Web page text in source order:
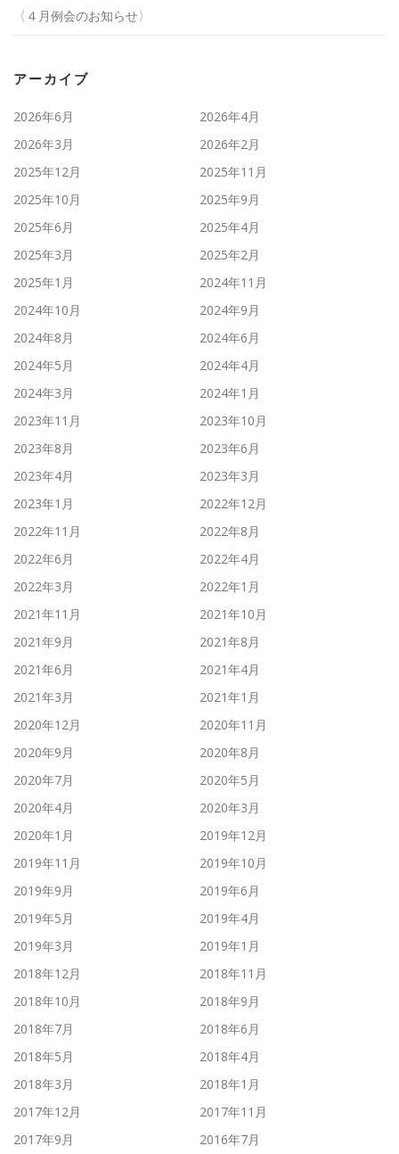
〈４月例会のお知らせ〉
アーカイブ
2026年6月
2026年4月
2026年3月
2026年2月
2025年12月
2025年11月
2025年10月
2025年9月
2025年6月
2025年4月
2025年3月
2025年2月
2025年1月
2024年11月
2024年10月
2024年9月
2024年8月
2024年6月
2024年5月
2024年4月
2024年3月
2024年1月
2023年11月
2023年10月
2023年8月
2023年6月
2023年4月
2023年3月
2023年1月
2022年12月
2022年11月
2022年8月
2022年6月
2022年4月
2022年3月
2022年1月
2021年11月
2021年10月
2021年9月
2021年8月
2021年6月
2021年4月
2021年3月
2021年1月
2020年12月
2020年11月
2020年9月
2020年8月
2020年7月
2020年5月
2020年4月
2020年3月
2020年1月
2019年12月
2019年11月
2019年10月
2019年9月
2019年6月
2019年5月
2019年4月
2019年3月
2019年1月
2018年12月
2018年11月
2018年10月
2018年9月
2018年7月
2018年6月
2018年5月
2018年4月
2018年3月
2018年1月
2017年12月
2017年11月
2017年9月
2016年7月